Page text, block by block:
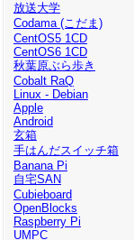
放送大学
Codama (こだま)
CentOS5 1CD
CentOS6 1CD
秋葉原ぶら歩き
Cobalt RaQ
Linux - Debian
Apple
Android
玄箱
手はんだスイッチ箱
Banana Pi
自宅SAN
Cubieboard
OpenBlocks
Raspberry Pi
UMPC